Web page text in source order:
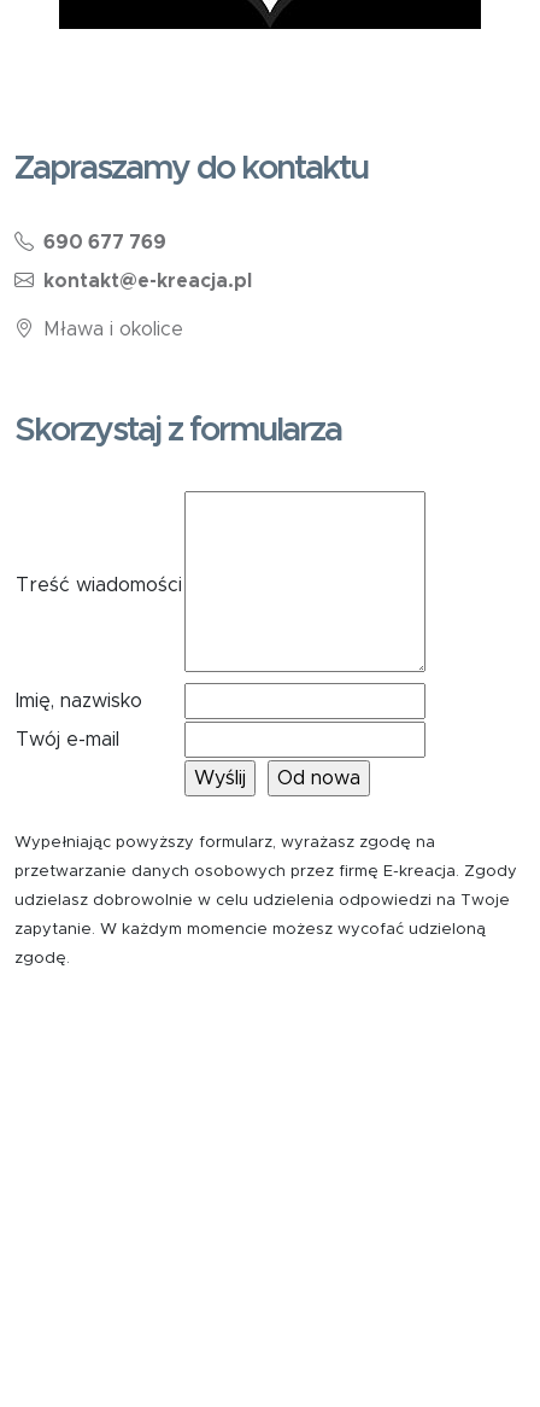
Zapraszamy do kontaktu
690 677 769
kontakt@e-kreacja.pl
Mława i okolice
Skorzystaj z formularza
Treść wiadomości
Imię, nazwisko
Twój e-mail
Wypełniając powyższy formularz, wyrażasz zgodę na
przetwarzanie danych osobowych przez firmę E-kreacja. Zgody
udzielasz dobrowolnie w celu udzielenia odpowiedzi na Twoje
zapytanie. W każdym momencie możesz wycofać udzieloną
zgodę.